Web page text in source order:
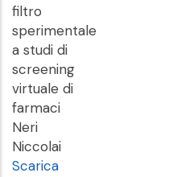
filtro
sperimentale
a studi di
screening
virtuale di
farmaci
Neri
Niccolai
Scarica